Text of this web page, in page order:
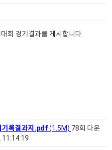
회 경기결과를 게시합니다.
기록결과지.pdf(1.5M) 78회 다운
11:14:19